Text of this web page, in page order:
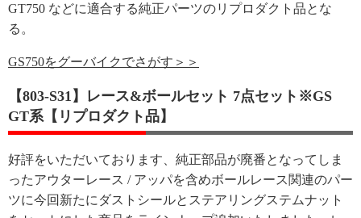
GT750 などに適合する純正パーツのリプロダクト品とな
る。
GS750をグーバイクでさがす＞＞
【803-S31】レース&ボールセット 7点セット※GS
GT系【リプロダクト品】
好評をいただいております、純正部品が廃番となってしま
ったアウターレース / アッパを含めボールレース関連のパー
ツに今回新たにダストシールとステアリングステムナット